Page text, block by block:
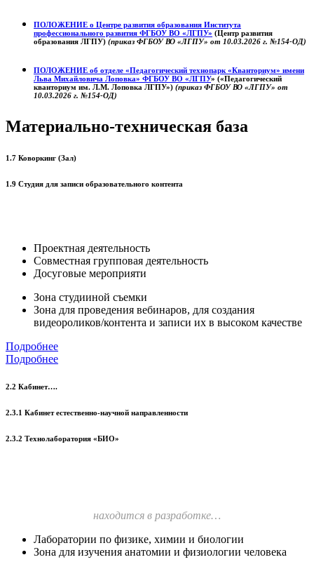
ПОЛОЖЕНИЕ о Центре развития образования Института
профессионального развития ФГБОУ ВО «ЛГПУ» (Центр развития
образования ЛГПУ) (приказ ФГБОУ ВО «ЛГПУ» от 10.03.2026 г. №154-ОД)
ПОЛОЖЕНИЕ об отделе «Педагогический технопарк «Кванториум» имени
Льва Михайловича Лоповка» ФГБОУ ВО «ЛГПУ» («Педагогический
кванториум им. Л.М. Лоповка ЛГПУ») (приказ ФГБОУ ВО «ЛГПУ» от
10.03.2026 г. №154-ОД)
Материально-техническая база
1.7 Коворкинг (Зал)
1.9 Студия для записи образовательного контента
Проектная деятельность
Совместная групповая деятельность
Досуговые мероприяти
Зона студииной съемки
Зона для проведения вебинаров, для создания
видеороликов/контента и записи их в высоком качестве
Подробнее
Подробнее
2.2 Кабинет….
2.3.1 Кабинет естественно-научной направленности
2.3.2 Технолаборатория «БИО»
находится в разработке…
Лаборатории по физике, химии и биологии
Зона для изучения анатомии и физиологии человека